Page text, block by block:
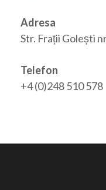
Adresa
Str. Frații Golești
Telefon
+4 (0)248 510 578